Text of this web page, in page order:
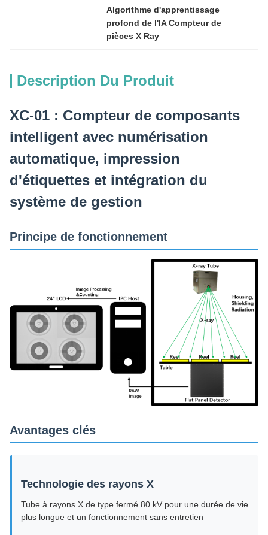
Algorithme d'apprentissage
profond de l'IA Compteur de
pièces X Ray
Description Du Produit
XC-01 : Compteur de composants
intelligent avec numérisation
automatique, impression
d'étiquettes et intégration du
système de gestion
Principe de fonctionnement
Avantages clés
Technologie des rayons X
Tube à rayons X de type fermé 80 kV pour une durée de vie
plus longue et un fonctionnement sans entretien